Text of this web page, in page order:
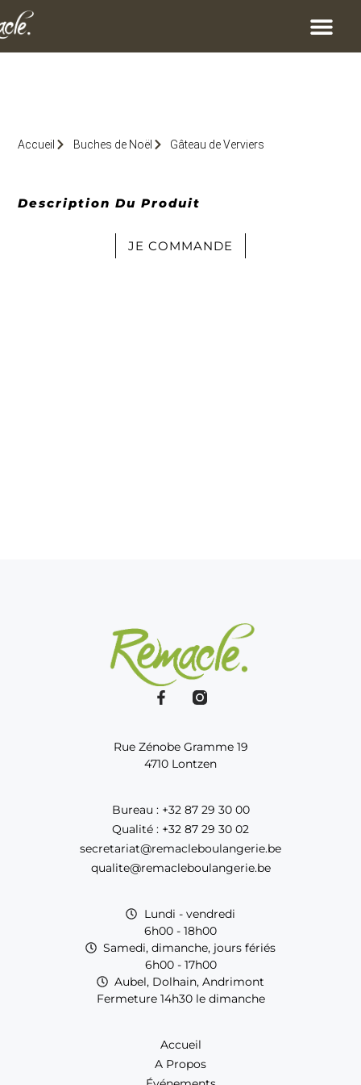
Accueil Buches de Noël Gâteau de Verviers
Description Du Produit
JE COMMANDE
Rue Zénobe Gramme 19
4710 Lontzen
Bureau : +32 87 29 30 00
Qualité : +32 87 29 30 02
secretariat@remacleboulangerie.be
qualite@remacleboulangerie.be
Lundi - vendredi
6h00 - 18h00
Samedi, dimanche, jours fériés
6h00 - 17h00
Aubel, Dolhain, Andrimont
Fermeture 14h30 le dimanche
Accueil
A Propos